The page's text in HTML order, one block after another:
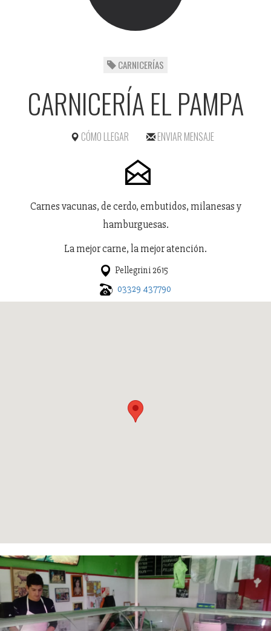
CARNICERÍAS
CARNICERÍA EL PAMPA
CÓMO LLEGAR ENVIAR MENSAJE
Carnes vacunas, de cerdo, embutidos, milanesas y
hamburguesas.
La mejor carne, la mejor atención.
Pellegrini 2615
03329 437790